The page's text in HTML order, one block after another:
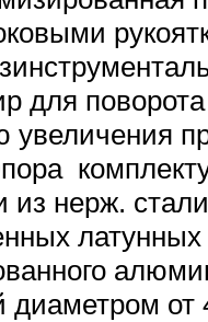
для поворота
увеличения
из нерж.
латунных
диаметром